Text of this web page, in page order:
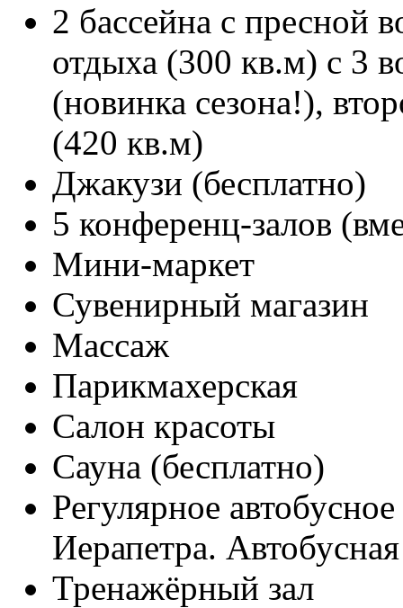
2 бассейна с пресной
отдыха (300 кв.м) с 3
(новинка сезона!),
(420 кв.м)
Джакузи (бесплатно)
5 конференц-залов
Мини-маркет
Сувенирный магазин
Массаж
Парикмахерская
Салон красоты
Сауна (бесплатно)
Регулярное
Иерапетра.
Тренажёрный зал